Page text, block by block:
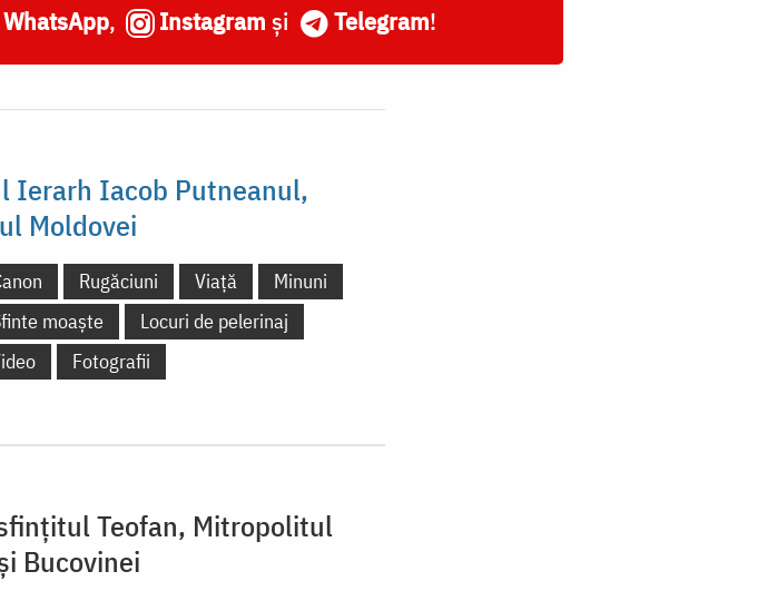
WhatsApp, Instagram și Telegram!
Ierarh Iacob Putneanul,
Moldovei
Rugăciuni Viață
Minuni
moaște
Locuri de pelerinaj
Fotografii
Teofan, Mitropolitul
Bucovinei